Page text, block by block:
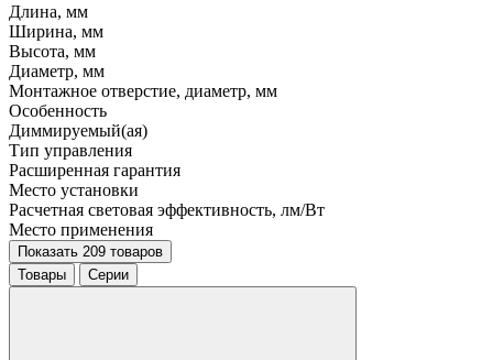
Длина, мм
Ширина, мм
Высота, мм
Диаметр, мм
Монтажное отверстие, диаметр, мм
Особенность
Диммируемый(ая)
Тип управления
Расширенная гарантия
Место установки
Расчетная световая эффективность, лм/Вт
Место применения
Показать 209 товаров
Товары
Серии